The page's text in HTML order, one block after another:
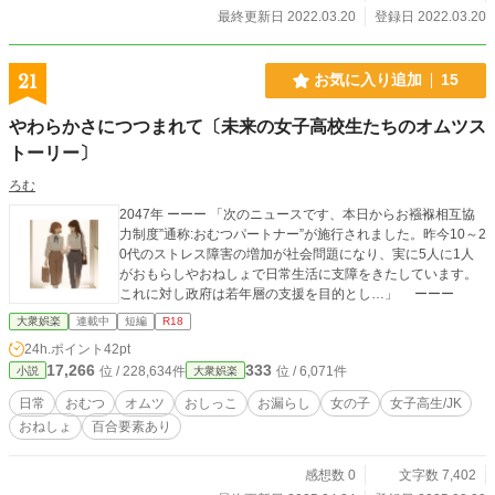
最終更新日 2022.03.20 登録日 2022.03.20
21 お気に入り追加 15
やわらかさにつつまれて〔未来の女子高校生たちのオムツス
トーリー〕
ろむ
2047年 ーーー 「次のニュースです、本日からお襁褓相互協
力制度”通称:おむつパートナー”が施行されました。昨今10～2
0代のストレス障害の増加が社会問題になり、実に5人に1人
がおもらしやおねしょで日常生活に支障をきたしています。
これに対し政府は若年層の支援を目的とし…」 ーーー
大衆娯楽 連載中 短編 R18
24h.ポイント 42pt
小説 17,266 位 / 228,634件 大衆娯楽 333 位 / 6,071件
日常 おむつ オムツ おしっこ お漏らし 女の子
女子高生/JK
おねしょ
百合要素あり
感想数 0
文字数 7,402